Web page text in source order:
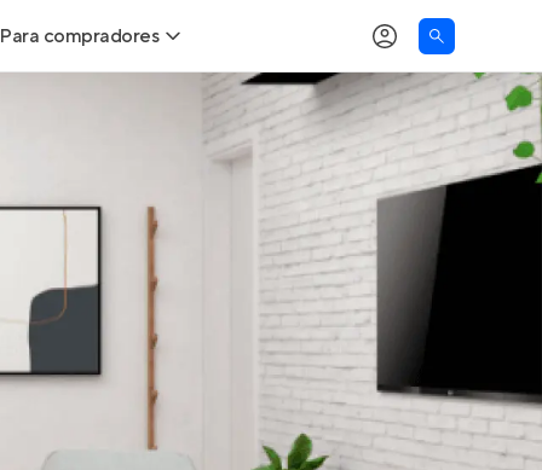
Para compradores
Buscar um imóvel novo
Calcule seu Poder de Compra
Comprar x Alugar
Correção do INCC
Simulador de Financiamento